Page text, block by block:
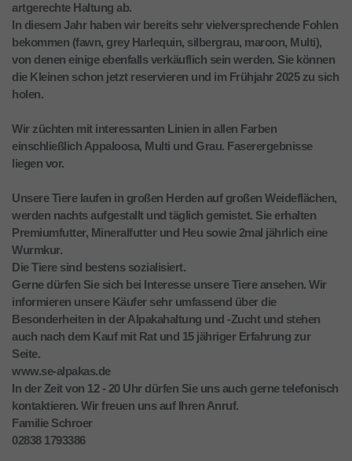
artgerechte Haltung ab.
In diesem Jahr haben wir bereits sehr vielversprechende Fohlen
bekommen (fawn, grey Harlequin, silbergrau, maroon, Multi),
von denen einige ebenfalls verkäuflich sein werden. Sie können
die Kleinen schon jetzt reservieren und im Frühjahr 2025 zu sich
holen.
Wir züchten mit interessanten Linien in allen Farben
einschließlich Appaloosa, Multi und Grau. Faserergebnisse
liegen vor.
Unsere Tiere laufen in großen Herden auf großen Weideflächen,
werden nachts aufgestallt und täglich gemistet. Sie erhalten
Premiumfutter, Mineralfutter und Heu sowie 2mal jährlich eine
Wurmkur.
Die Tiere sind bestens sozialisiert.
Gerne dürfen Sie sich bei Interesse unsere Tiere ansehen. Wir
informieren unsere Käufer sehr umfassend über die
Besonderheiten in der Alpakahaltung und -Zucht und stehen
auch nach dem Kauf mit Rat und 15 jähriger Erfahrung zur
Seite.
www.se-alpakas.de
In der Zeit von 12 - 20 Uhr dürfen Sie uns auch gerne telefonisch
kontaktieren. Wir freuen uns auf Ihren Anruf.
Familie Schroer
02838 1793386